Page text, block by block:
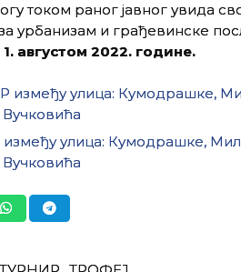
током раног јавног увида
за урбанизам и грађевинске
августом 2022. године.
између улица: Кумодрашке,
између улица: Кумодрашке,